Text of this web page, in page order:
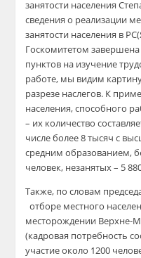
занятости населения
сведения о реализации
занятости населения в
Госкомитетом
пунктов на изучение
работе, мы видим
разрезе наслегов. К
населения, способного
– их количество
числе более 8 тысяч с
средним образованием,
человек, незанятых – 5
Также, по словам
отборе местного
месторождении Верхне-
(кадровая потребность
участие около 1200